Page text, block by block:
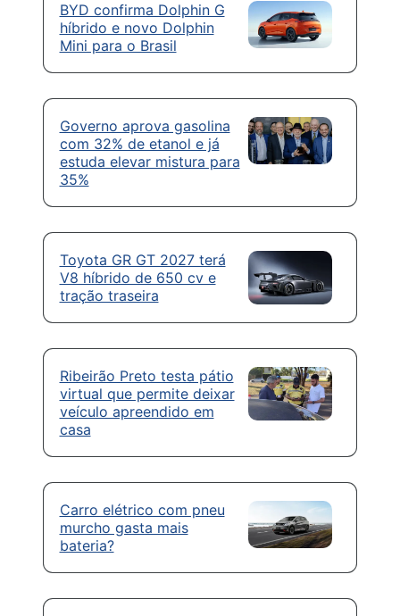
BYD confirma Dolphin G
híbrido e novo Dolphin
Mini para o Brasil
Governo aprova gasolina
com 32% de etanol e já
estuda elevar mistura para
35%
Toyota GR GT 2027 terá
V8 híbrido de 650 cv e
tração traseira
Ribeirão Preto testa pátio
virtual que permite deixar
veículo apreendido em
casa
Carro elétrico com pneu
murcho gasta mais
bateria?